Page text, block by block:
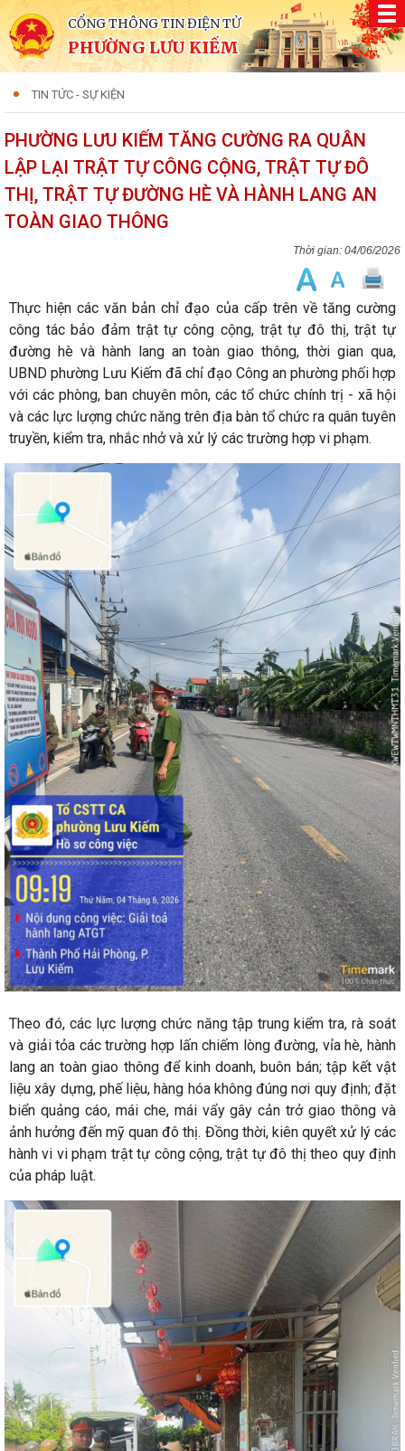
CỔNG THÔNG TIN ĐIỆN TỬ
PHƯỜNG LƯU KIẾM
TIN TỨC - SỰ KIỆN
PHƯỜNG LƯU KIẾM TĂNG CƯỜNG RA QUÂN
LẬP LẠI TRẬT TỰ CÔNG CỘNG, TRẬT TỰ ĐÔ
THỊ, TRẬT TỰ ĐƯỜNG HÈ VÀ HÀNH LANG AN
TOÀN GIAO THÔNG
04/06/2026
Thực hiện các văn bản chỉ đạo của cấp trên về tăng cường
công tác bảo đảm trật tự công cộng, trật tự đô thị, trật tự
đường hè và hành lang an toàn giao thông, thời gian qua,
UBND phường Lưu Kiếm đã chỉ đạo Công an phường phối hợp
với các phòng, ban chuyên môn, các tổ chức chính trị - xã hội
và các lực lượng chức năng trên địa bàn tổ chức ra quân tuyên
truyền, kiểm tra, nhắc nhở và xử lý các trường hợp vi phạm.
Theo đó, các lực lượng chức năng tập trung kiểm tra, rà soát
và giải tỏa các trường hợp lấn chiếm lòng đường, vỉa hè, hành
lang an toàn giao thông để kinh doanh, buôn bán; tập kết vật
liệu xây dựng, phế liệu, hàng hóa không đúng nơi quy định; đặt
biển quảng cáo, mái che, mái vẩy gây cản trở giao thông và
ảnh hưởng đến mỹ quan đô thị. Đồng thời, kiên quyết xử lý các
hành vi vi phạm trật tự công cộng, trật tự đô thị theo quy định
của pháp luật.